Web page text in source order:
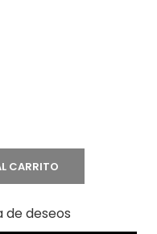
CARRITO
de deseos